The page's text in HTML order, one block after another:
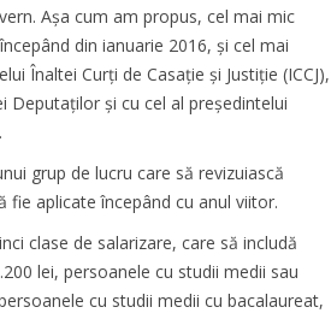
Aşa cum am propus, cel mai mic
din ianuarie 2016, şi cel mai
Înaltei Curţi de Casaţie şi Justiţie (ICCJ),
Deputaţilor şi cu cel al preşedintelui
grup de lucru care să revizuiască
fie aplicate începând cu anul viitor.
clase de salarizare, care să includă
lei, persoanele cu studii medii sau
cu studii medii cu bacalaureat,